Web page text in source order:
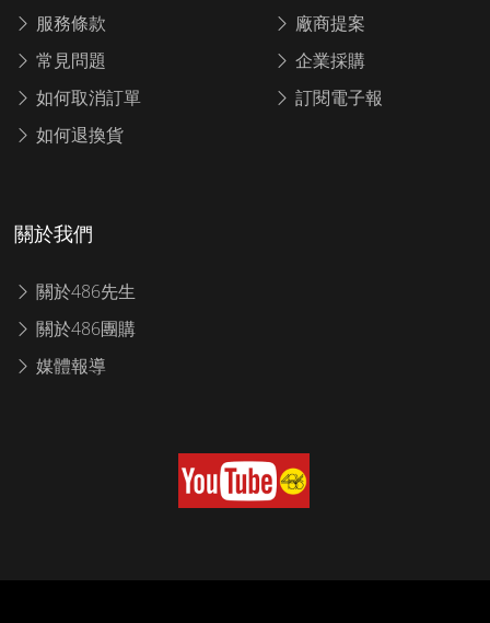
服務條款
常見問題
如何取消訂單
如何退換貨
廠商提案
企業採購
訂閱電子報
關於我們
關於486先生
關於486團購
媒體報導